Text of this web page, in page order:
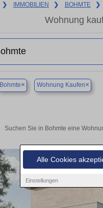
Alle Cookies
Einstellungen
❯ IMMOBILIEN ❯ BOHMTE ❯
Wohnung
Bohmte× Wohnung Kaufen×
Suchen Sie in Bohmte eine